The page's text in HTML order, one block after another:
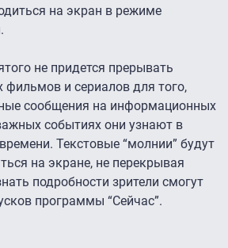
на экран в режиме
не придется прерывать
и сериалов для того,
сообщения на информационных
событиях они узнают в
Текстовые “молнии” будут
на экране, не перекрывая
подробности зрители смогут
программы “Сейчас”.